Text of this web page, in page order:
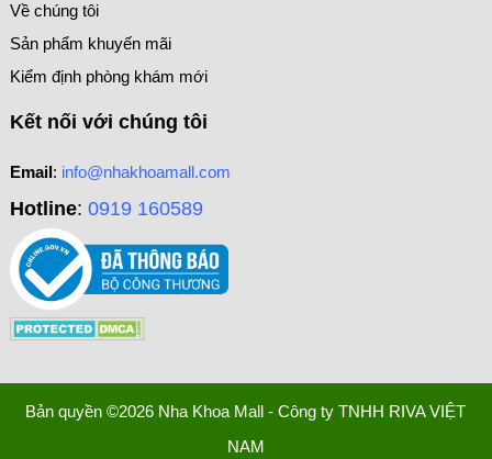
Về chúng tôi
Sản phẩm khuyến mãi
Kiểm định phòng khám mới
Kết nối với chúng tôi
Email: info@nhakhoamall.com
Hotline: 0919 160589
Bản quyền ©2026 Nha Khoa Mall - Công ty TNHH RIVA VIỆT
NAM